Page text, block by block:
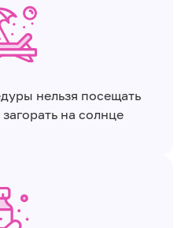
нельзя посещать
на солнце